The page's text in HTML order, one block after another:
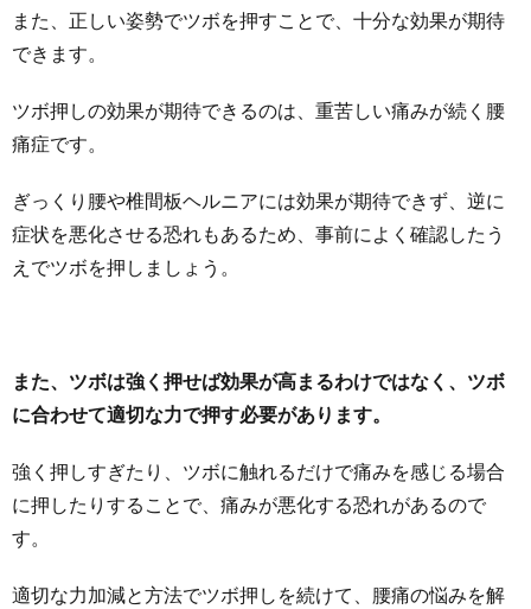
また、正しい姿勢でツボを押すことで、十分な効果が期待
できます。
ツボ押しの効果が期待できるのは、重苦しい痛みが続く腰
痛症です。
ぎっくり腰や椎間板ヘルニアには効果が期待できず、逆に
症状を悪化させる恐れもあるため、事前によく確認したう
えでツボを押しましょう。
また、ツボは強く押せば効果が高まるわけではなく、ツボ
に合わせて適切な力で押す必要があります。
強く押しすぎたり、ツボに触れるだけで痛みを感じる場合
に押したりすることで、痛みが悪化する恐れがあるので
す。
適切な力加減と方法でツボ押しを続けて、腰痛の悩みを解